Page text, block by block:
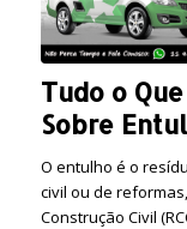
Tudo o
Sobre
O entulho é o
civil ou de
Construção Civil